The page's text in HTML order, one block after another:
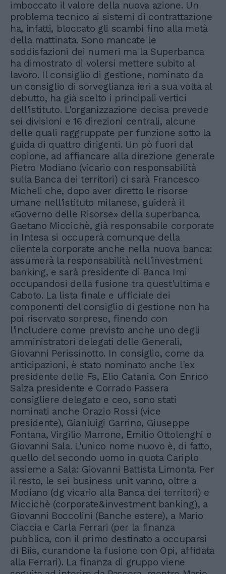
imboccato il valore della nuova azione. Un
problema tecnico ai sistemi di contrattazione
ha, infatti, bloccato gli scambi fino alla metà
della mattinata. Sono mancate le
soddisfazioni dei numeri ma la Superbanca
ha dimostrato di volersi mettere subito al
lavoro. Il consiglio di gestione, nominato da
un consiglio di sorveglianza ieri a sua volta al
debutto, ha già scelto i principali vertici
dell'istituto. L'organizzazione decisa prevede
sei divisioni e 16 direzioni centrali, alcune
delle quali raggruppate per funzione sotto la
guida di quattro dirigenti. Un pò fuori dal
copione, ad affiancare alla direzione generale
Pietro Modiano (vicario con responsabilità
sulla Banca dei territori) ci sarà Francesco
Micheli che, dopo aver diretto le risorse
umane nell'istituto milanese, guiderà il
«Governo delle Risorse» della superbanca.
Gaetano Miccichè, già responsabile corporate
in Intesa si occuperà comunque della
clientela corporate anche nella nuova banca:
assumerà la responsabilità nell'investment
banking, e sarà presidente di Banca Imi
occupandosi della fusione tra quest'ultima e
Caboto. La lista finale e ufficiale dei
componenti del consiglio di gestione non ha
poi riservato sorprese, finendo con
l'includere come previsto anche uno degli
amministratori delegati delle Generali,
Giovanni Perissinotto. In consiglio, come da
anticipazioni, è stato nominato anche l'ex
presidente delle Fs, Elio Catania. Con Enrico
Salza presidente e Corrado Passera
consigliere delegato e ceo, sono stati
nominati anche Orazio Rossi (vice
presidente), Gianluigi Garrino, Giuseppe
Fontana, Virgilio Marrone, Emilio Ottolenghi e
Giovanni Sala. L'unico nome nuovo è, di fatto,
quello del secondo uomo in quota Cariplo
assieme a Sala: Giovanni Battista Limonta. Per
il resto, le sei business unit vanno, oltre a
Modiano (dg vicario alla Banca dei territori) e
Miccichè (corporate&investment banking), a
Giovanni Boccolini (Banche estere), a Mario
Ciaccia e Carla Ferrari (per la finanza
pubblica, con il primo destinato a occuparsi
di Biis, curandone la fusione con Opi, affidata
alla Ferrari). La finanza di gruppo viene